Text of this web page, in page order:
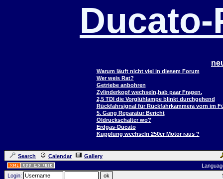
Warum läuft nicht viel in diesem Forum
Wer weis Rat?
Getriebe anbohren
Zylinderkopf wechseln,hab paar Fragen.
2,5 TDI die Vorglühlampe blinkt durchgehend
Rückfahrsignal für Rückfahrkammera vorn im
5. Gang Reparatur Bericht
Öldruckschalter wo?
Erdgas-Ducato
Kupplung wechseln 250er Motor raus ?
Search Calendar
Gallery
Login: